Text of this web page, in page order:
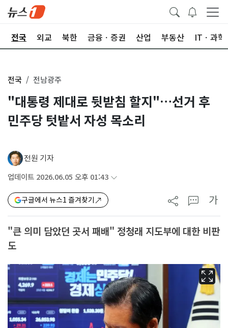
전국 외교 북한 금융ㆍ증권 산업 부동산 ITㆍ과학
전국 전남광주
"대통령 제대로 뒷받침 할지"…선거 후
민주당 텃밭서 자성 목소리
전원 기자
업데이트 2026.06.05 오후 01:43
구글에서 뉴스1 즐겨찾기 가
"큰 의미 담았던 곳서 패배" 정청래 지도부에 대한 비판
도